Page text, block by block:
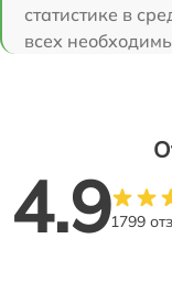
статистике в
всех
4.91799